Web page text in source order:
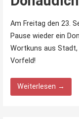
Am Freitag den 23.
Pause wieder ein
Wortkuns aus Stadt,
Vorfeld!
Weiterlesen →